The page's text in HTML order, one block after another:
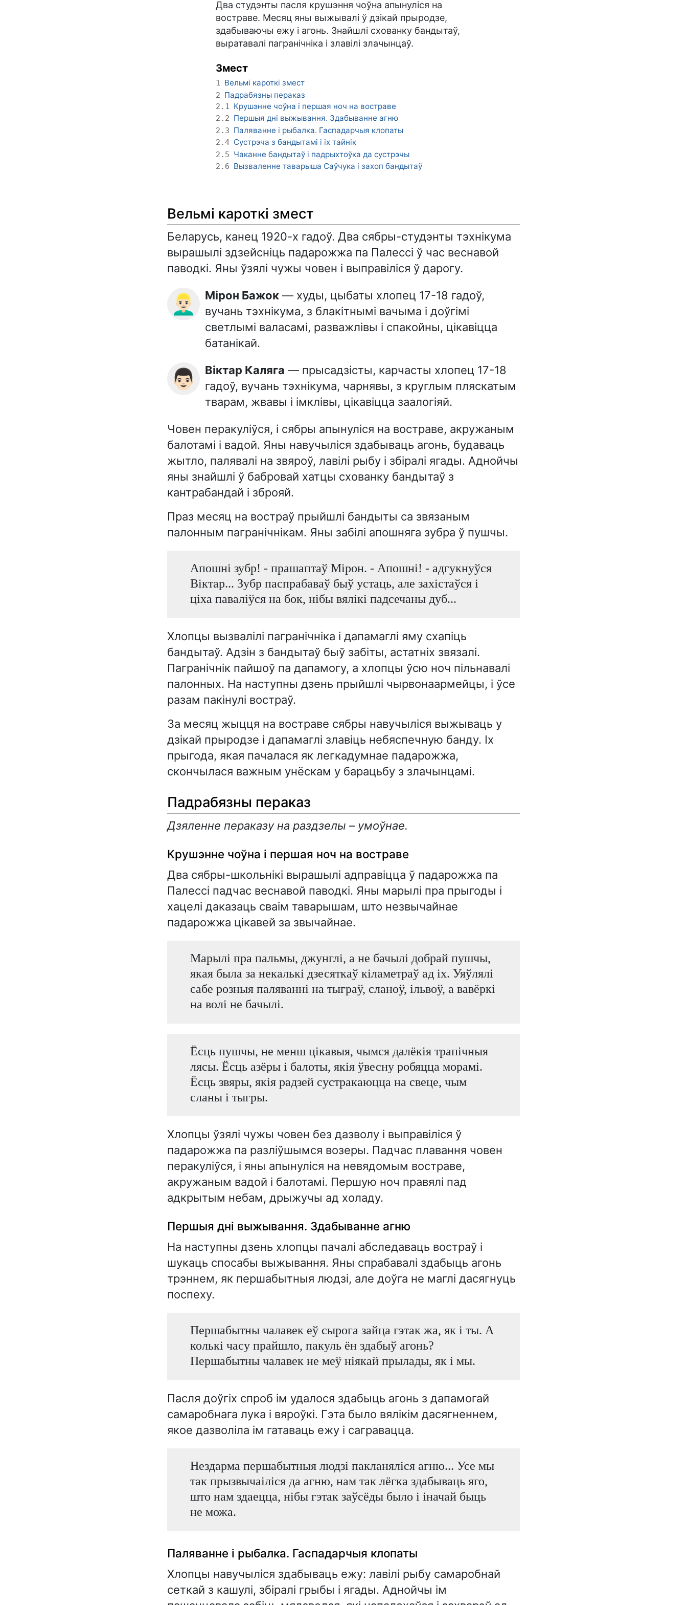
Два студэнты пасля крушэння чоўна апынуліся на
востраве. Месяц яны выжывалі ў дзікай прыродзе,
здабываючы ежу і агонь. Знайшлі схованку бандытаў,
выратавалі пагранічніка і злавілі злачынцаў.
Змест
1 Вельмі кароткі змест
2 Падрабязны пераказ
2.1 Крушэнне чоўна і першая ноч на востраве
2.2 Першыя дні выжывання. Здабыванне агню
2.3 Паляванне і рыбалка. Гаспадарчыя клопаты
2.4 Сустрэча з бандытамі і іх тайнік
2.5 Чаканне бандытаў і падрыхтоўка да сустрэчы
2.6 Вызваленне таварыша Саўчука і захоп бандытаў
Вельмі кароткі змест
Беларусь, канец 1920-х гадоў. Два сябры-студэнты тэхнікума
вырашылі здзейсніць падарожжа па Палессі ў час веснавой
паводкі. Яны ўзялі чужы човен і выправіліся ў дарогу.
👱🏻‍♂️ Мірон Бажок — худы, цыбаты хлопец 17-18 гадоў,
вучань тэхнікума, з блакітнымі вачыма і доўгімі
светлымі валасамі, разважлівы і спакойны, цікавіцца
батанікай.
👨🏻 Віктар Каляга — прысадзісты, карчасты хлопец 17-18
гадоў, вучань тэхнікума, чарнявы, з круглым пляскатым
тварам, жвавы і імклівы, цікавіцца заалогіяй.
Човен перакуліўся, і сябры апынуліся на востраве, акружаным
балотамі і вадой. Яны навучыліся здабываць агонь, будаваць
жытло, палявалі на звяроў, лавілі рыбу і збіралі ягады. Аднойчы
яны знайшлі ў бабровай хатцы схованку бандытаў з
кантрабандай і зброяй.
Праз месяц на востраў прыйшлі бандыты са звязаным
палонным пагранічнікам. Яны забілі апошняга зубра ў пушчы.
Апошні зубр! - прашаптаў Мірон. - Апошні! - адгукнуўся
Віктар... Зубр паспрабаваў быў устаць, але захістаўся і
ціха паваліўся на бок, нібы вялікі падсечаны дуб...
Хлопцы вызвалілі пагранічніка і дапамаглі яму схапіць
бандытаў. Адзін з бандытаў быў забіты, астатніх звязалі.
Пагранічнік пайшоў па дапамогу, а хлопцы ўсю ноч пільнавалі
палонных. На наступны дзень прыйшлі чырвонаармейцы, і ўсе
разам пакінулі востраў.
За месяц жыцця на востраве сябры навучыліся выжываць у
дзікай прыродзе і дапамаглі злавіць небяспечную банду. Іх
прыгода, якая пачалася як легкадумнае падарожжа,
скончылася важным унёскам у барацьбу з злачынцамі.
Падрабязны пераказ
Дзяленне пераказу на раздзелы – умоўнае.
Крушэнне чоўна і першая ноч на востраве
Два сябры-школьнікі вырашылі адправіцца ў падарожжа па
Палессі падчас веснавой паводкі. Яны марылі пра прыгоды і
хацелі даказаць сваім таварышам, што незвычайнае
падарожжа цікавей за звычайнае.
Марылі пра пальмы, джунглі, а не бачылі добрай пушчы,
якая была за некалькі дзесяткаў кіламетраў ад іх. Уяўлялі
сабе розныя паляванні на тыграў, сланоў, ільвоў, а вавёркі
на волі не бачылі.
Ёсць пушчы, не менш цікавыя, чымся далёкія трапічныя
лясы. Ёсць азёры і балоты, якія ўвесну робяцца морамі.
Ёсць звяры, якія радзей сустракаюцца на свеце, чым
сланы і тыгры.
Хлопцы ўзялі чужы човен без дазволу і выправіліся ў
падарожжа па разліўшымся возеры. Падчас плавання човен
перакуліўся, і яны апынуліся на невядомым востраве,
акружаным вадой і балотамі. Першую ноч правялі пад
адкрытым небам, дрыжучы ад холаду.
Першыя дні выжывання. Здабыванне агню
На наступны дзень хлопцы пачалі абследаваць востраў і
шукаць спосабы выжывання. Яны спрабавалі здабыць агонь
трэннем, як першабытныя людзі, але доўга не маглі дасягнуць
поспеху.
Першабытны чалавек еў сырога зайца гэтак жа, як і ты. А
колькі часу прайшло, пакуль ён здабыў агонь?
Першабытны чалавек не меў ніякай прылады, як і мы.
Пасля доўгіх спроб ім удалося здабыць агонь з дапамогай
самаробнага лука і вяроўкі. Гэта было вялікім дасягненнем,
якое дазволіла ім гатаваць ежу і сагравацца.
Нездарма першабытныя людзі пакланяліся агню... Усе мы
так прызвычаіліся да агню, нам так лёгка здабываць яго,
што нам здаецца, нібы гэтак заўсёды было і іначай быць
не можа.
Паляванне і рыбалка. Гаспадарчыя клопаты
Хлопцы навучыліся здабываць ежу: лавілі рыбу самаробнай
сеткай з кашулі, збіралі грыбы і ягады. Аднойчы ім